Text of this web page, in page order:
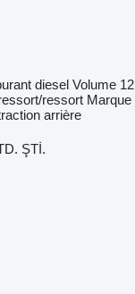
diesel Volume 12
ressort Marque
arrière
ŞTİ.